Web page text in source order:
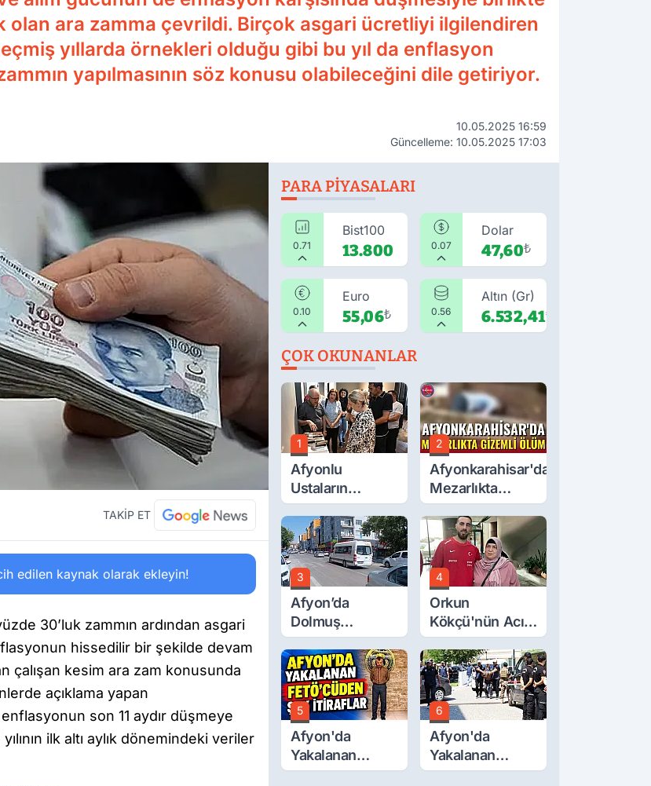
olan ara zamma çevrildi. Birçok asgari ücretliyi ilgilendiren
yıllarda örnekleri olduğu gibi bu yıl da enflasyon
yapılmasının söz konusu olabileceğini dile getiriyor.
10.05.2025 16:59
Güncelleme: 10.05.2025 17:03
TAKİP ET
edilen kaynak olarak ekleyin!
30’luk zammın ardından asgari
hissedilir bir şekilde devam
çalışan kesim ara zam konusunda
açıklama yapan
son 11 aydır düşmeye
ilk altı aylık dönemindeki veriler
PARA PIYASALARI
0.71
Bist100
13.800 0.07
Dolar
47,60₺
0.10
Euro
55,06₺ 0.56
Altın (Gr)
6.532,41₺
ÇOK OKUNANLAR
1
Afyonlu
Ustaların
Eserleri
Görücüye Çıktı
2
Afyonkarahisar'da
Mezarlıkta
Gizemli Ölüm
3
Afyon’da
Dolmuş
Ücretlerine
Yüzde 40 Zam
Talebi
4
Orkun
Kökçü'nün Acı
Günü... Cenaze
Namazı
Emirdağ'da
5
Afyon'da
Yakalanan
FETÖ'Cüden
6
Afyon'da
Yakalanan
FETÖ'cü